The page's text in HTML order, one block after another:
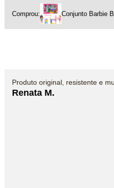
Comprou: Conjunto Barbie
Produto original, resistente e
Renata M.